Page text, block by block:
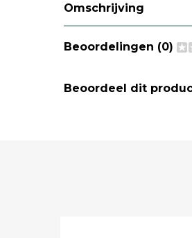
Omschrijving
Beoordelingen (0)
Beoordeel dit